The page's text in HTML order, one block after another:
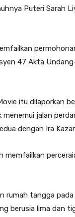
Puteri Sarah
47 Akta
itu dilaporkan
jalan
dengan Ira
memfailkan
rumah tangga
berusia lima dan